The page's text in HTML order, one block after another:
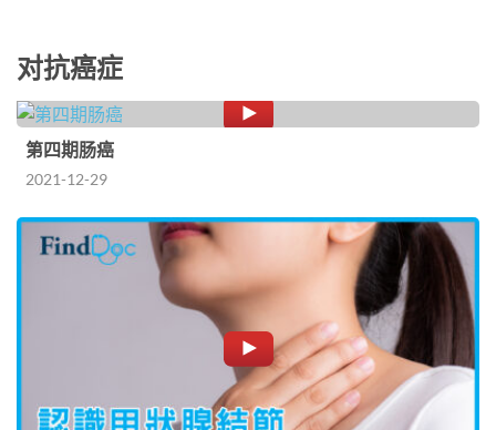
对抗癌症
第四期肠癌
2021-12-29